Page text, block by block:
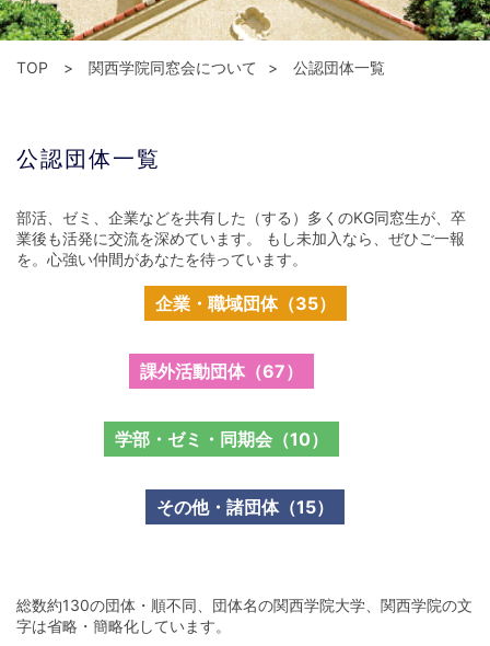
TOP 関西学院同窓会について 公認団体一覧
公認団体一覧
部活、ゼミ、企業などを共有した（する）多くのKG同窓生が、卒
業後も活発に交流を深めています。 もし未加入なら、ぜひご一報
を。心強い仲間があなたを待っています。
企業・職域団体（35）
課外活動団体（67）
学部・ゼミ・同期会（10）
その他・諸団体（15）
総数約130の団体・順不同、団体名の関西学院大学、関西学院の文
字は省略・簡略化しています。